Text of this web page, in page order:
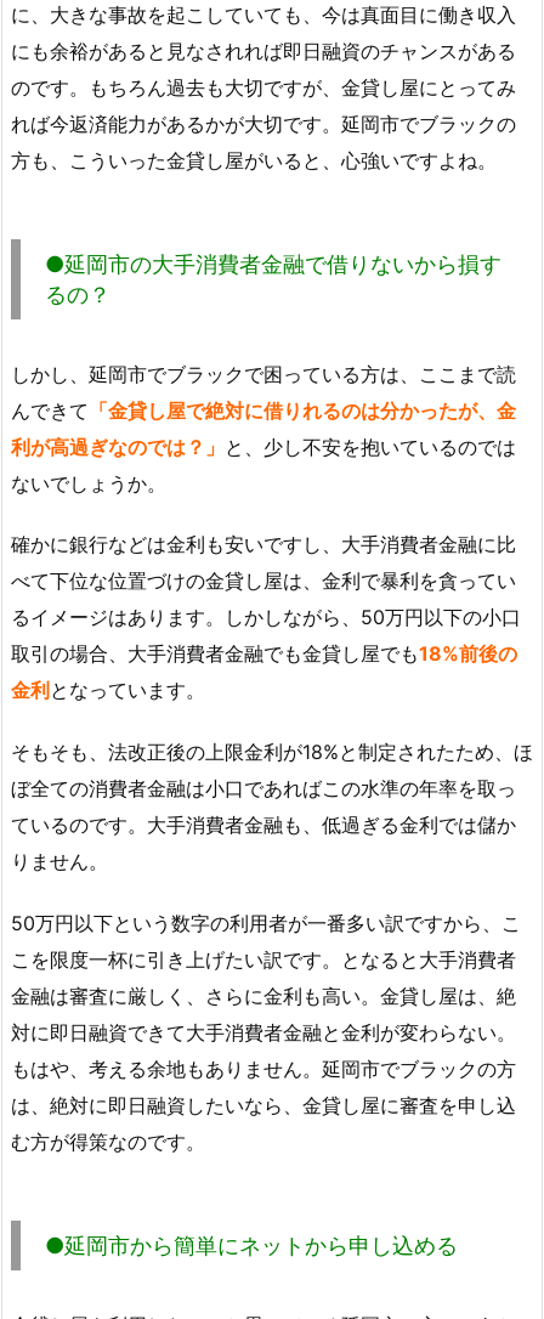
に、大きな事故を起こしていても、今は真面目に働き収入
にも余裕があると見なされれば即日融資のチャンスがある
のです。もちろん過去も大切ですが、金貸し屋にとってみ
れば今返済能力があるかが大切です。延岡市でブラックの
方も、こういった金貸し屋がいると、心強いですよね。
●延岡市の大手消費者金融で借りないから損す
るの？
しかし、延岡市でブラックで困っている方は、ここまで読
んできて 「金貸し屋で絶対に借りれるのは分かったが、金
利が高過ぎなのでは？」 と、少し不安を抱いているのでは
ないでしょうか。
確かに銀行などは金利も安いですし、大手消費者金融に比
べて下位な位置づけの金貸し屋は、金利で暴利を貪ってい
るイメージはあります。しかしながら、50万円以下の小口
取引の場合、大手消費者金融でも金貸し屋でも18%前後の
金利 となっています。
そもそも、法改正後の上限金利が18%と制定されたため、ほ
ぼ全ての消費者金融は小口であればこの水準の年率を取っ
ているのです。大手消費者金融も、低過ぎる金利では儲か
りません。
50万円以下という数字の利用者が一番多い訳ですから、こ
こを限度一杯に引き上げたい訳です。となると大手消費者
金融は審査に厳しく、さらに金利も高い。金貸し屋は、絶
対に即日融資できて大手消費者金融と金利が変わらない。
もはや、考える余地もありません。延岡市でブラックの方
は、絶対に即日融資したいなら、金貸し屋に審査を申し込
む方が得策なのです。
●延岡市から簡単にネットから申し込める